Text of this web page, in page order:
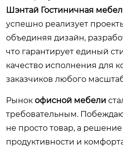
Шэнтай Гостиничная
успешно реализует
объединяя дизайн,
что гарантирует единый
качество исполнения для
заказчиков любого
Рынок офисной мебели
требовательным.
не просто товар, а
продуктивности и